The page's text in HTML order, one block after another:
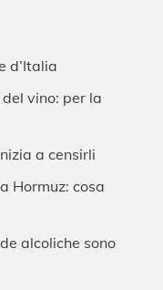
d’Italia
vino: per la
a censirli
Hormuz: cosa
alcoliche sono